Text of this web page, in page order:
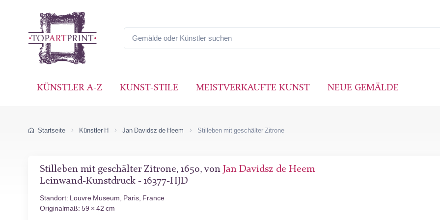
KÜNSTLER A-Z KUNST-STILE MEISTVERKAUFTE KUNST NEUE GEMÄLDE
Startseite Künstler H Jan Davidsz de Heem Stilleben mit geschälter Zitrone
Stilleben mit geschälter Zitrone, 1650, von Jan Davidsz de Heem
Leinwand-Kunstdruck - 16377-HJD
Standort: Louvre Museum, Paris, France
Originalmaß: 59 × 42 cm